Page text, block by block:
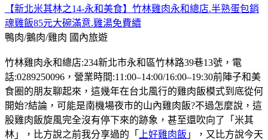
【新北米其林之14-永和美食】竹林雞肉永和總店.半熟蛋包銷
魂雞飯85元大碗滿意.雞湯免費續
鴨肉/鵝肉/雞肉 國內旅遊
竹林雞肉永和總店:234新北市永和區竹林路39巷13號，電
話:0289250096，營業時間:11:00–14:00/16:00–19:30前陣子和美
食圈的朋友聊起來，這幾年在台北風行的雞肉飯模式到底從何
開始?結論，可能是南機場夜市的山內雞肉飯?不過怎麼說，這
股雞肉飯旋風完全沒有停下來的跡象，甚至還吹向了「米其
林」，比方說之前我分享過的「
上好雞肉飯 」，又比方說今天